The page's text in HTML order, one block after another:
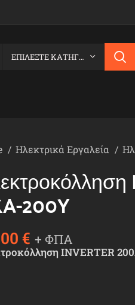
ΕΠΙΛΈΞΤΕ ΚΑΤΗΓΟΡΊΑ
Ηλεκτρικά Εργαλεία
200Y
€ + ΦΠΑ
INVERTER